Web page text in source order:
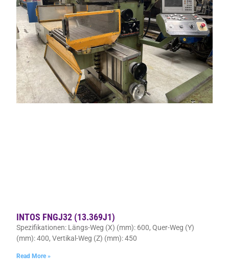
INTOS FNGJ32 (13.369J1)
Spezifikationen: Längs-Weg (X) (mm): 600, Quer-Weg (Y)
(mm): 400, Vertikal-Weg (Z) (mm): 450
Read More »